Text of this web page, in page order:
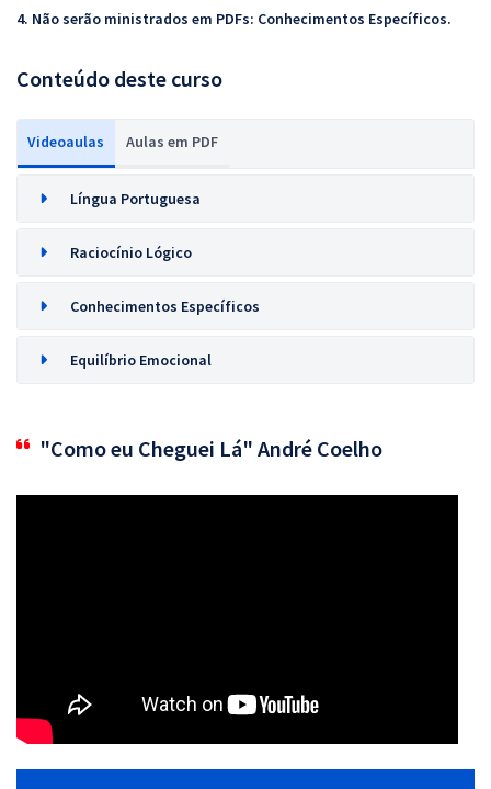
4. Não serão ministrados em PDFs: Conhecimentos Específicos.
Conteúdo deste curso
Videoaulas Aulas em PDF
Língua Portuguesa
Raciocínio Lógico
Conhecimentos Específicos
Equilíbrio Emocional
"Como eu Cheguei Lá" André Coelho